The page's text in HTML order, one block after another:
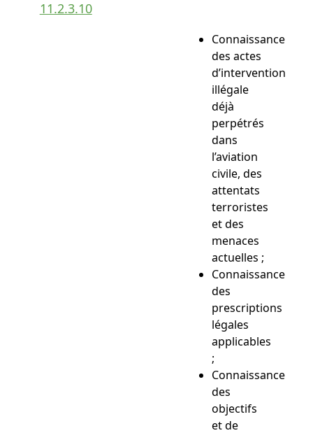
11.2.3.10
Connaissance
des actes
d’intervention
illégale
déjà
perpétrés
dans
l’aviation
civile, des
attentats
terroristes
et des
menaces
actuelles ;
Connaissance
des
prescriptions
légales
applicables
;
Connaissance
des
objectifs
et de